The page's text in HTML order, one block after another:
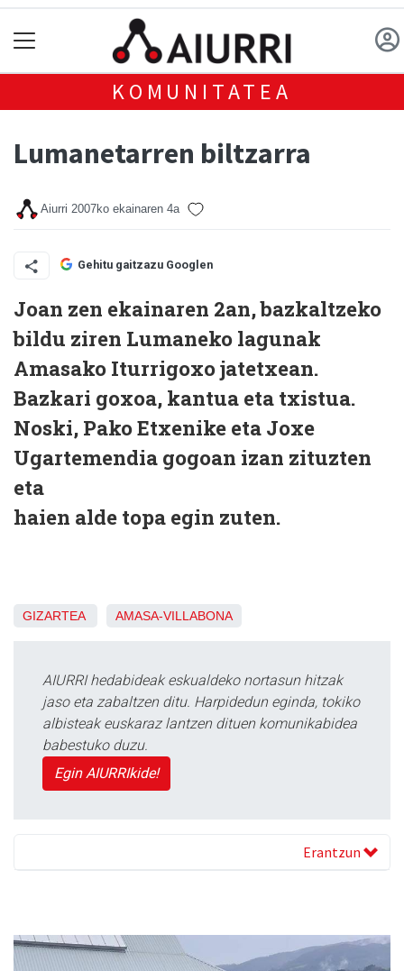
KOMUNITATEA
Lumanetarren biltzarra
Aiurri 2007ko ekainaren 4a
Gehitu gaitzazu Googlen
Joan zen ekainaren 2an, bazkaltzeko
bildu ziren Lumaneko lagunak
Amasako Iturrigoxo jatetxean.
Bazkari goxoa, kantua eta txistua.
Noski, Pako Etxenike eta Joxe
Ugartemendia gogoan izan zituzten
eta
haien alde topa egin zuten.
GIZARTEA AMASA-VILLABONA
AIURRI hedabideak eskualdeko nortasun hitzak
jaso eta zabaltzen ditu. Harpidedun eginda, tokiko
albisteak euskaraz lantzen dituen komunikabidea
babestuko duzu.
Egin AIURRIkide!
Erantzun